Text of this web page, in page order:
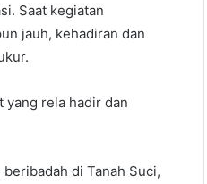
Saat kegiatan
jauh, kehadiran dan
yang rela hadir dan
di Tanah Suci,